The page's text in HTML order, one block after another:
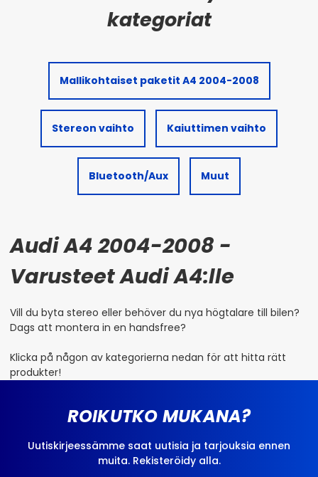
Mallikohtaiset paketit A4 2004-2008
Stereon vaihto Kaiuttimen vaihto
Bluetooth/Aux Muut
Audi A4 2004-2008 -
Varusteet Audi A4:lle
Vill du byta stereo eller behöver du nya högtalare till bilen?
Dags att montera in en handsfree?
Klicka på någon av kategorierna nedan för att hitta rätt
produkter!
ROIKUTKO MUKANA?
Uutiskirjeessämme saat uutisia ja tarjouksia ennen
muita. Rekisteröidy alla.